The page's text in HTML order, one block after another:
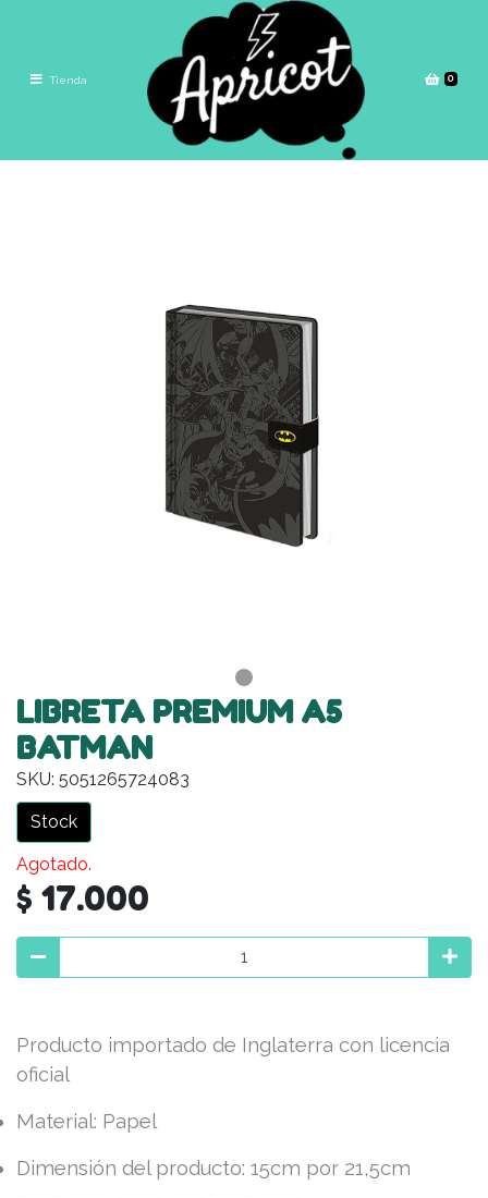
Tienda 0
LIBRETA PREMIUM A5
BATMAN
SKU: 5051265724083
Stock
Agotado.
$ 17.000
Producto importado de Inglaterra con licencia
oficial
Material: Papel
Dimensión del producto: 15cm por 21,5cm